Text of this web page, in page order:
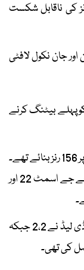
کی جانب سے باس ڈی لیڈ نے 72 رنز کی ناقابل شکست
اور جان نکول لافٹی
پہلے بیٹنگ کرنے
نمیبیا نے مقررہ 20 اورز میں 8 وکٹوں کے نقصان پر 156 رنز بنائے تھے۔
جان نکول لافٹی ایٹون 42، جان فرائیلنک 30، جے جے اسمٹ 22 اور
نیدرلینڈز کی جانب سے لوگن وین بیک اور باس ڈی لیڈ نے 2،2 جبکہ
کی تھی۔